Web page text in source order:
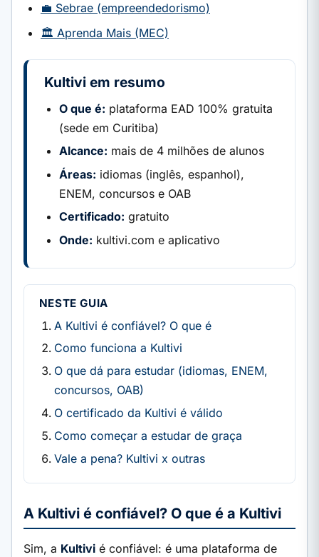
💼 Sebrae (empreendedorismo)
🏛️ Aprenda Mais (MEC)
Kultivi em resumo
O que é: plataforma EAD 100% gratuita
(sede em Curitiba)
Alcance: mais de 4 milhões de alunos
Áreas: idiomas (inglês, espanhol),
ENEM, concursos e OAB
Certificado: gratuito
Onde: kultivi.com e aplicativo
NESTE GUIA
A Kultivi é confiável? O que é
Como funciona a Kultivi
O que dá para estudar (idiomas, ENEM,
concursos, OAB)
O certificado da Kultivi é válido
Como começar a estudar de graça
Vale a pena? Kultivi x outras
A Kultivi é confiável? O que é a Kultivi
Sim, a Kultivi é confiável: é uma plataforma de